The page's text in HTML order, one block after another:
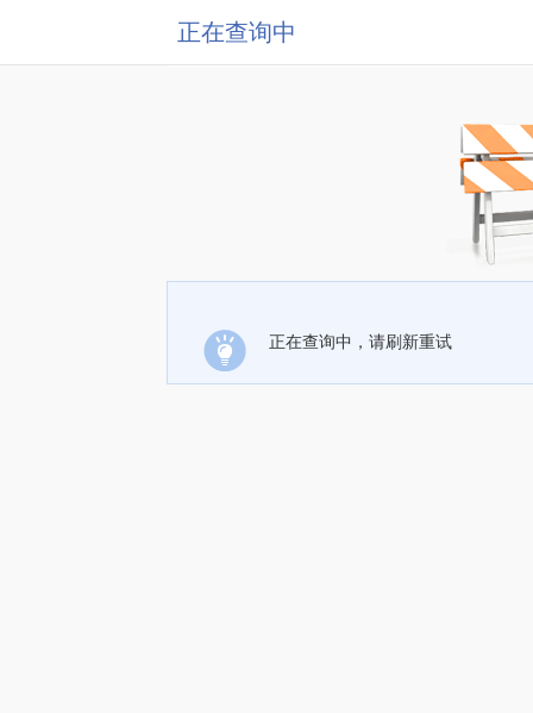
正在查询中
正在查询中，请刷新重试